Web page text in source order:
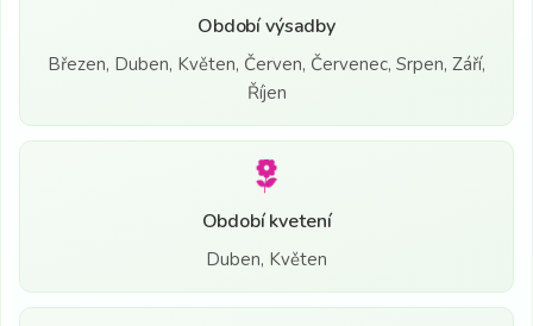
Období výsadby
Březen, Duben, Květen, Červen, Červenec, Srpen, Září,
Říjen
Období kvetení
Duben, Květen